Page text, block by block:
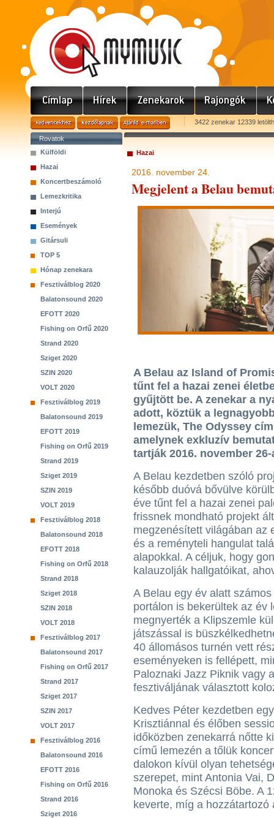
3422 zenekar 12339
Rovatok
Külföldi
Hazai
Koncertbeszámoló
Lemezkritika
Interjú
Események
Gitársuli
TOP 5
Hónap zenekara
Fesztiválblog 2020
Balatonsound 2020
EFOTT 2020
Fishing on Orfű 2020
Strand 2020
Sziget 2020
SZIN 2020
VOLT 2020
Fesztiválblog 2019
Balatonsound 2019
EFOTT 2019
Fishing on Orfű 2019
Strand 2019
Sziget 2019
SZIN 2019
VOLT 2019
Fesztiválblog 2018
Balatonsound 2018
EFOTT 2018
Fishing on Orfű 2018
Strand 2018
Sziget 2018
SZIN 2018
VOLT 2018
Fesztiválblog 2017
Balatonsound 2017
Fishing on Orfű 2017
Strand 2017
Sziget 2017
SZIN 2017
VOLT 2017
Fesztiválblog 2016
Balatonsound 2016
EFOTT 2016
Fishing on Orfű 2016
Strand 2016
Sziget 2016
Hazai
2016. november 24.
Megjelent a Belau
A Belau az Island of
tűnt fel a hazai zenei
gyűjtött be. A zenekar a
adott, köztük a
lemezük, The Odyssey
amelynek exkluzív
tartják 2016. november 26-
A Belau kezdetben szóló
később duóvá bővülve
éve tűnt fel a hazai zenei
frissnek mondható projekt
megzenésített világában az
és a reményteli hangulat
alapokkal. A céljuk, hogy
kalauzolják hallgatóikat,
A Belau egy év alatt
portálon is bekerültek az év
megnyerték a Klipszemle
játszással is
40 állomásos turnén vett
eseményeken is fellépett,
Paloznaki Jazz Piknik vagy
fesztiváljának választott
Kedves Péter kezdetben
Krisztiánnal és élőben
időközben zenekarrá nőtte
című lemezén a tőlük
dalokon kívül olyan
szerepet, mint Antonia Vai,
Monoka és Szécsi Böbe. A
keverte, míg a